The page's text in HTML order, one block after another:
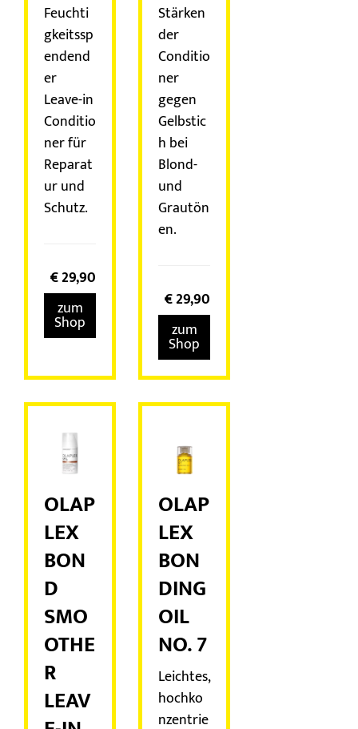
Feuchti
gkeitssp
endend
er
Leave-in
Conditio
ner für
Reparat
ur und
Schutz.
€29,90
zum
Shop
Stärken
der
Conditio
ner
gegen
Gelbstic
h bei
Blond-
und
Grautön
en.
€29,90
zum
Shop
OLAP
LEX
BON
D
SMO
OTHE
R
LEAV
OLAP
LEX
BON
DING
OIL
NO. 7
Leichtes,
hochko
nzentrie